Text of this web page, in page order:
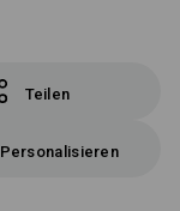
Teilen
Personalisieren